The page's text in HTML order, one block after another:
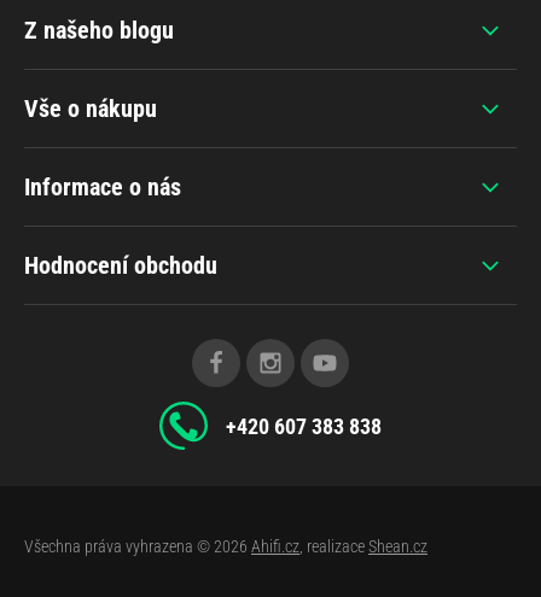
Vše o nákupu
Informace o nás
Hodnocení obchodu
+420 607 383 838
Z našeho blogu
Všechna práva vyhrazena © 2026 Ahifi.cz, realizaceShean.cz